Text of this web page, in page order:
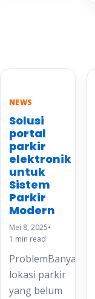
NEWS
Solusi
portal
parkir
elektronik
untuk
Sistem
Parkir
Modern
Mei 8, 2025•
1 min read
ProblemBanyak
lokasi parkir
yang belum